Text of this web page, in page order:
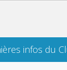
infos du